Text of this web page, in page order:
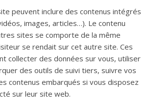
peuvent inclure des contenus intégrés
images, articles…). Le contenu
sites se comporte de la même
se rendait sur cet autre site. Ces
collecter des données sur vous, utiliser
des outils de suivi tiers, suivre vos
contenus embarqués si vous disposez
sur leur site web.